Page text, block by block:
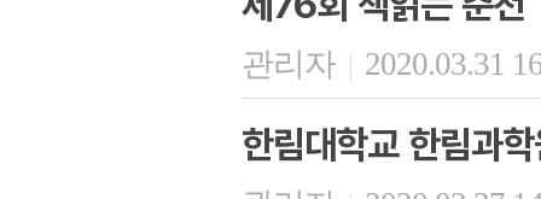
관리자 | 2020.03.31
한림대학교 한림과